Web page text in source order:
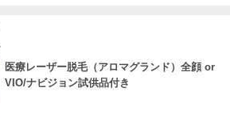
医療レーザー脱毛（アロマグランド）全顔 or
VIO/ナビジョン試供品付き